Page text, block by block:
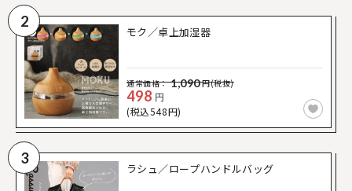
2
モク／卓上加湿器
通常価格： 1,090円(税抜)
498 円
(税込548円)
3
ラシュ／ロープハンドルバッグ